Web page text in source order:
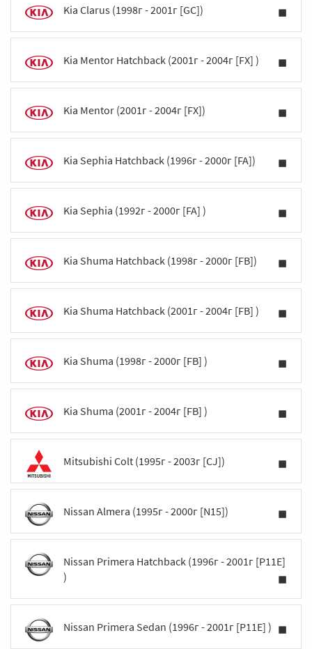
Kia Clarus (1998г - 2001г [GC])
Kia Mentor Hatchback (2001г - 2004г [FX] )
Kia Mentor (2001г - 2004г [FX])
Kia Sephia Hatchback (1996г - 2000г [FA])
Kia Sephia (1992г - 2000г [FA] )
Kia Shuma Hatchback (1998г - 2000г [FB])
Kia Shuma Hatchback (2001г - 2004г [FB] )
Kia Shuma (1998г - 2000г [FB] )
Kia Shuma (2001г - 2004г [FB] )
Mitsubishi Colt (1995г - 2003г [CJ])
Nissan Almera (1995г - 2000г [N15])
Nissan Primera Hatchback (1996г - 2001г [P11E]
)
Nissan Primera Sedan (1996г - 2001г [P11E] )